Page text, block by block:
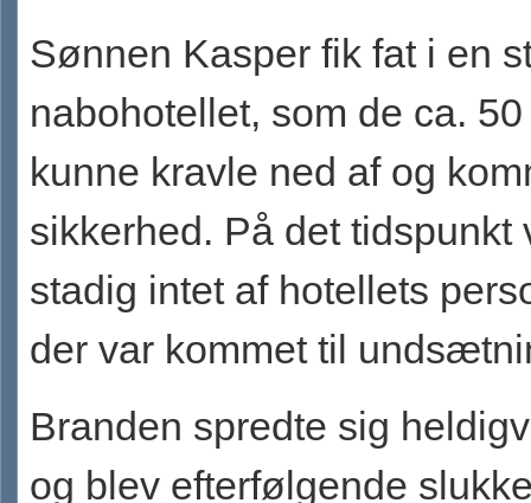
Sønnen Kasper fik fat i en
nabohotellet, som de ca.
kunne kravle ned af og
sikkerhed. På det tidspunkt
stadig intet af hotellets
der var kommet til
Branden spredte sig
og blev efterfølgende